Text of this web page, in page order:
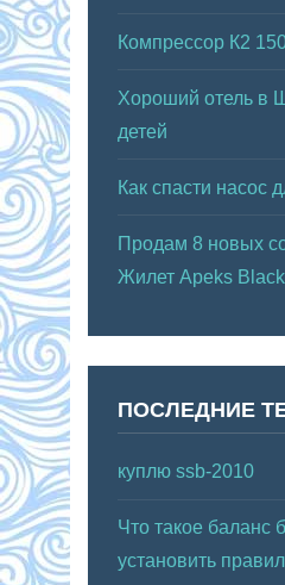
Компрессор К2
Хороший отель в
детей
Как спасти насос
Продам 8 новых
Жилет Apeks
ПОСЛЕДНИЕ
куплю ssb-2010
Что такое баланс
установить